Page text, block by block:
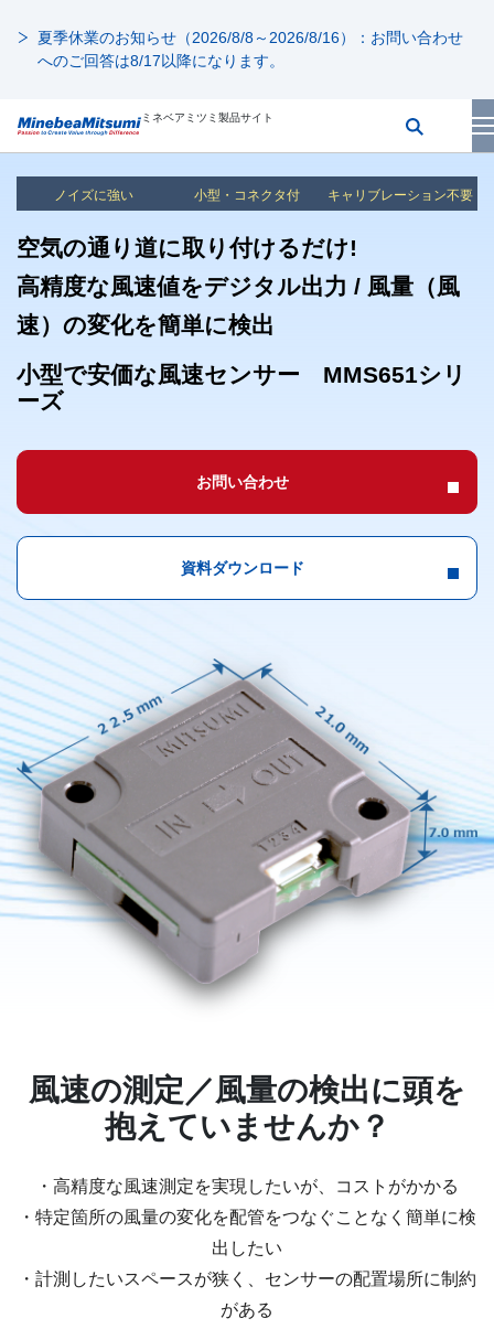
夏季休業のお知らせ（2026/8/8～2026/8/16）：お問い合わせ
へのご回答は8/17以降になります。
ミネベアミツミ製品サイト
ノイズに強い 小型・コネクタ付 キャリブレーション不要
空気の通り道に取り付けるだけ!
高精度な風速値をデジタル出力 / 風量（風
速）の変化を簡単に検出
小型で安価な風速センサー MMS651シリ
ーズ
お問い合わせ
資料ダウンロード
風速の測定／風量の検出に頭を
抱えていませんか？
・高精度な風速測定を実現したいが、コストがかかる
・特定箇所の風量の変化を配管をつなぐことなく簡単に検
出したい
・計測したいスペースが狭く、センサーの配置場所に制約
がある